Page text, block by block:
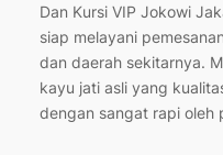
Dan Kursi VIP Jokowi
siap melayani
dan daerah sekitarnya.
kayu jati asli yang
dengan sangat rapi oleh